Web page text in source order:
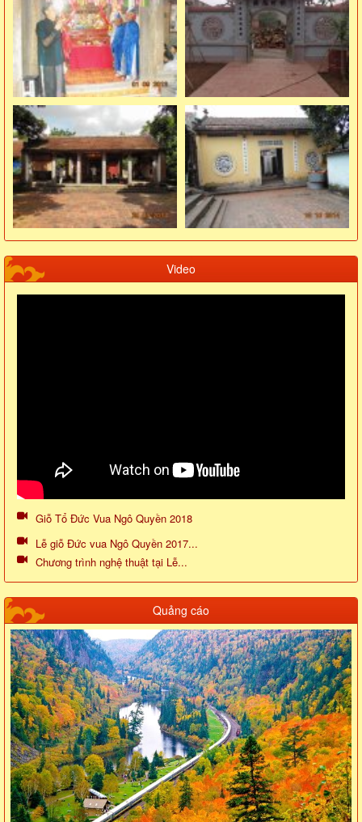
Video
Giỗ Tổ Đức Vua Ngô Quyền 2018
Lễ giỗ Đức vua Ngô Quyền 2017...
Chương trình nghệ thuật tại Lễ...
Quảng cáo